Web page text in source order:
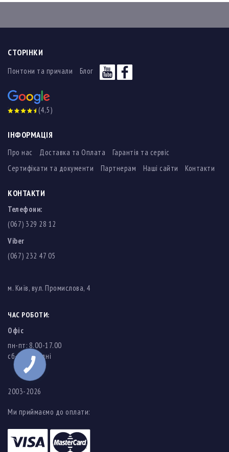
СТОРІНКИ
Понтони та причали Блог
(4,5)
ІНФОРМАЦІЯ
Про нас Доставка та Оплата
Гарантія та сервіс
Сертифікати та документи
Партнерам Наші сайти Контакти
КОНТАКТИ
Телефони:
(067) 329 28 12
Viber
(067) 232 47 05
м. Київ, вул. Промислова, 4
ЧАС РОБОТИ:
Офіс
пн-пт: 8.00-17.00
cб-нд: вихідні
2003-2026
Ми приймаємо до оплати: